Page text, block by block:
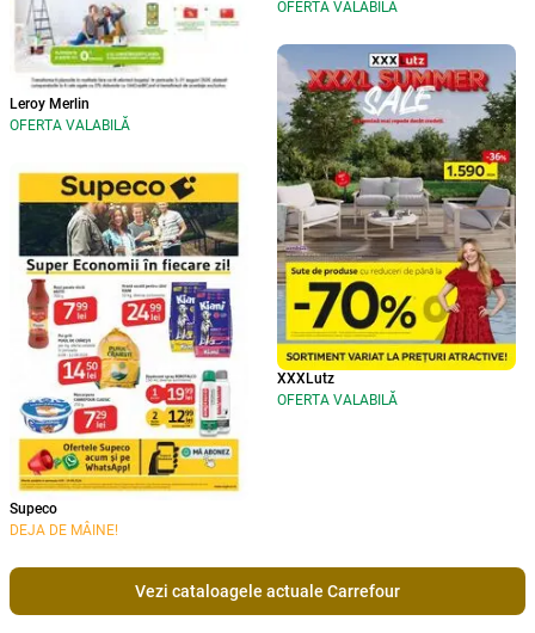
Leroy Merlin
OFERTA VALABILĂ
Supeco
DEJA DE MÂINE!
OFERTA VALABILĂ
XXXLutz
OFERTA VALABILĂ
Vezi cataloagele actuale Carrefour